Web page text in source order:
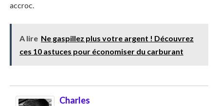
accroc.
A lire Ne gaspillez plus votre argent ! Découvrez
ces 10 astuces pour économiser du carburant
Charles